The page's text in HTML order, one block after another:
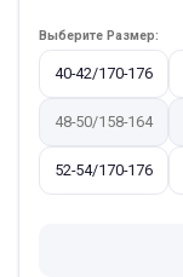
Выберите Размер:
40-42/170-176
48-50/158-164
52-54/170-176